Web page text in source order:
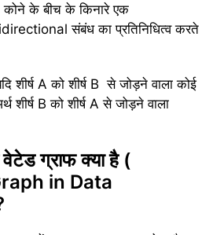
कोने के बीच के किनारे एक
संबंध का प्रतिनिधित्व करते
शीर्ष A को शीर्ष B से जोड़ने वाला कोई
शीर्ष B को शीर्ष A से जोड़ने वाला
ग्राफ क्या है (
in Data